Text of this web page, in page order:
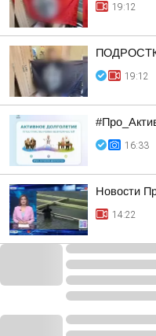
19:12
19:12
16:33
Новости
14:22